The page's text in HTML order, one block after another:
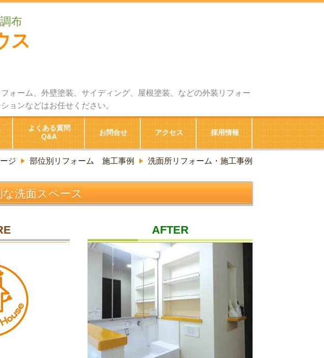
布
ス
ォーム、外壁塗装、サイディング、屋根塗装、などの外装リフォー
ョンなどはお任せください。
よくある質問
Q&A
お問合せ アクセス 採用情報
ジ 部位別リフォーム 施工事例 洗面所リフォーム・施工事例
洗面スペース
AFTER